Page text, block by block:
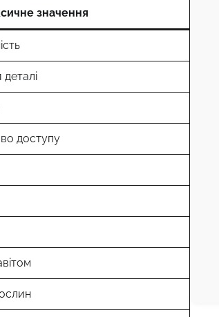
значення
деталі
доступу